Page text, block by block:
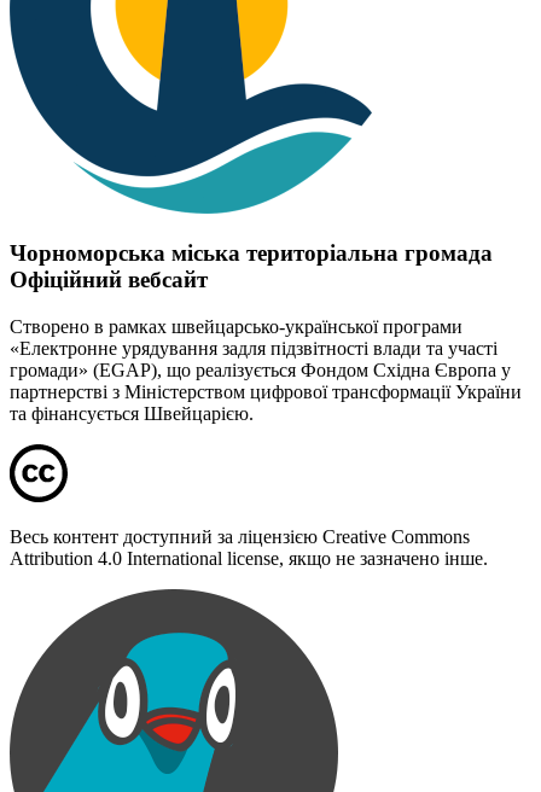
Чорноморська міська територіальна громада
Офіційний вебсайт
Створено в рамках швейцарсько-української програми
«Електронне урядування задля підзвітності влади та участі
громади» (EGAP), що реалізується Фондом Східна Європа у
партнерстві з Міністерством цифрової трансформації України
та фінансується Швейцарією.
Весь контент доступний за ліцензією Creative Commons
Attribution 4.0 International license, якщо не зазначено інше.